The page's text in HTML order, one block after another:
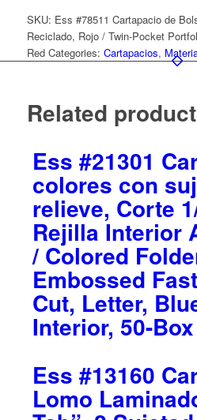
SKU: Ess #78511 Cartapacio de
Reciclado, Rojo / Twin-Pocket
Red Categories: Cartapacios,
Related
Ess #21301
colores con
relieve, Corte
Rejilla Interior
/ Colored
Embossed
Cut, Letter,
Interior, 50-Box
Ess #13160
Lomo